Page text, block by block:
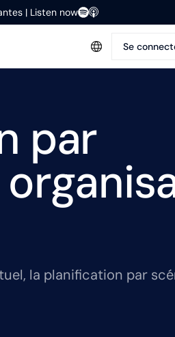
| Listen now
Se
par
la planification par